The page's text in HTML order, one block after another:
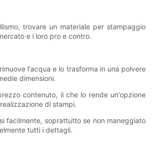
trovare un materiale per stampaggio
e i loro pro e contro.
l'acqua e lo trasforma in una polvere
dimensioni.
contenuto, il che lo rende un'opzione
di stampi.
facilmente, soprattutto se non maneggiato
tutti i dettagli.